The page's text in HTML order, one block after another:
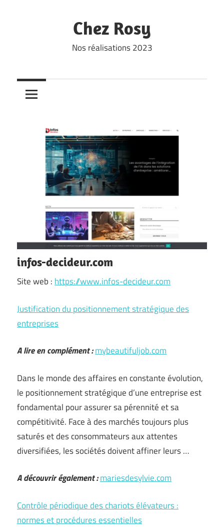
Chez Rosy
Nos réalisations 2023
infos-decideur.com
Site web : https://www.infos-decideur.com
Justification du positionnement stratégique des
entreprises
A lire en complément :mybeautifuljob.com
Dans le monde des affaires en constante évolution,
le positionnement stratégique d’une entreprise est
fondamental pour assurer sa pérennité et sa
compétitivité. Face à des marchés toujours plus
saturés et des consommateurs aux attentes
diversifiées, les sociétés doivent affiner leurs …
A découvrir également :mariesdesylvie.com
Contrôle périodique des chariots élévateurs :
normes et procédures essentielles